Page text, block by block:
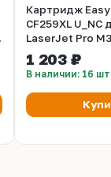
Картридж
CF259XL U_NC
LaserJet Pro
M406, M428,
LBP223, 226,
445, 446, 449
черный, БЕЗ
1 203 ₽
В наличии: 16 шт